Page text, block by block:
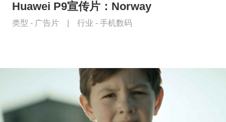
Huawei P9宣传片：Norway
类型 - 广告片 行业 - 手机数码